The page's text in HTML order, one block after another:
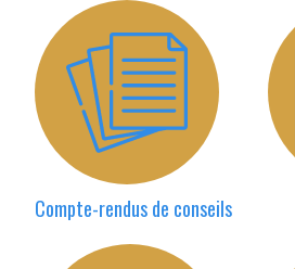
Compte-rendus de conseils